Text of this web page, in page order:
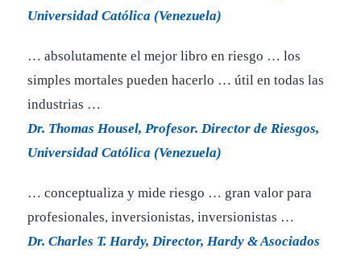
Universidad Católica (Venezuela)
… absolutamente el mejor libro en riesgo … los
simples mortales pueden hacerlo … útil en todas las
industrias …
Dr. Thomas Housel, Profesor. Director de Riesgos,
Universidad Católica (Venezuela)
… conceptualiza y mide riesgo … gran valor para
profesionales, inversionistas, inversionistas …
Dr. Charles T. Hardy, Director, Hardy & Asociados